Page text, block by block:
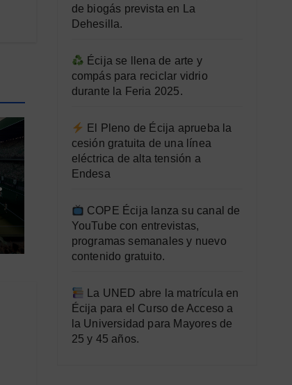
de biogás prevista en La
Dehesilla.
Écija se llena de arte y
compás para reciclar vidrio
durante la Feria 2025.
El Pleno de Écija aprueba la
cesión gratuita de una línea
eléctrica de alta tensión a
Endesa
COPE Écija lanza su canal de
YouTube con entrevistas,
programas semanales y nuevo
contenido gratuito.
La UNED abre la matrícula en
Écija para el Curso de Acceso a
la Universidad para Mayores de
25 y 45 años.